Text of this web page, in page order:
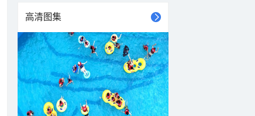
高清图集